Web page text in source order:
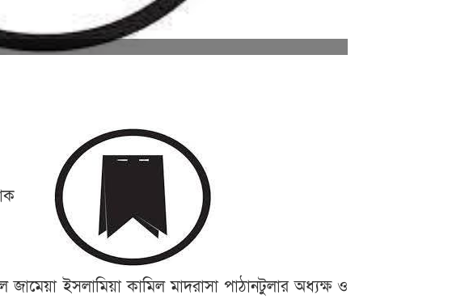
জামেয়া ইসলামিয়া কামিল মাদরাসা পাঠানটুলার অধ্যক্ষ ও